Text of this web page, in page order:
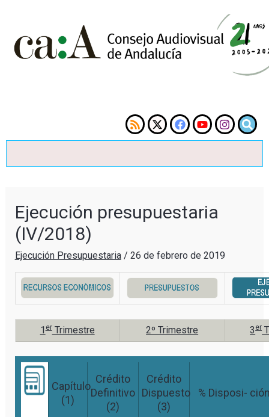
Ejecución presupuestaria
(IV/2018)
Ejecución Presupuestaria/ 26 de febrero de 2019
1erTrimestre 2º Trimestre 3​er
Capítulo
(1)
Crédito
Definitivo
(2)
Crédito
Dispuesto
(3)
% Disposi-